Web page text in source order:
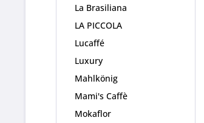
La Brasiliana
LA PICCOLA
Lucaffé
Luxury
Mahlkönig
Mami's Caffè
Mokaflor